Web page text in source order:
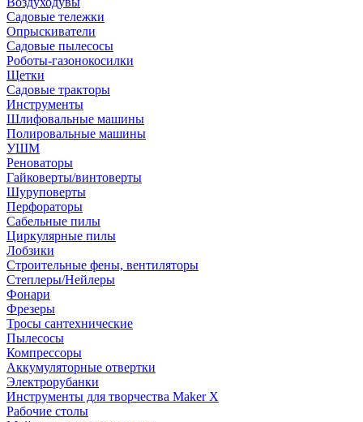
Садовые тележки
Опрыскиватели
Садовые пылесосы
Роботы-газонокосилки
Щетки
Садовые тракторы
Инструменты
Шлифовальные машины
Полировальные машины
УШМ
Реноваторы
Гайковерты/винтоверты
Шуруповерты
Перфораторы
Сабельные пилы
Циркулярные пилы
Лобзики
Строительные фены, вентиляторы
Степлеры/Нейлеры
Фонари
Фрезеры
Тросы сантехнические
Пылесосы
Компрессоры
Аккумуляторные отвертки
Электрорубанки
Инструменты для творчества Maker X
Рабочие столы